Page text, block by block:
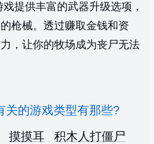
戏提供丰富的武器升级选项，
枪械。透过赚取金钱和资
，让你的牧场成为丧尸无法
关的游戏类型有那些?
摸摸耳
积木人打僵尸